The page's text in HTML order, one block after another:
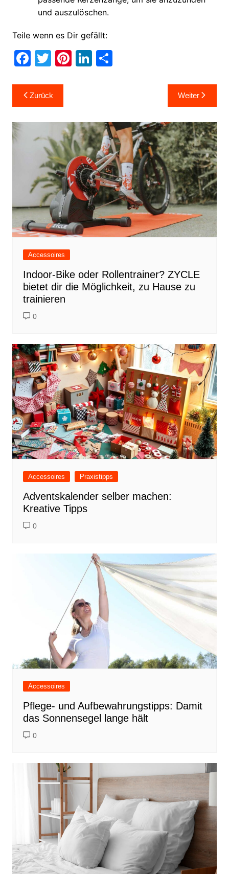
und auszulöschen.
Teile wenn es Dir gefällt:
F
c
e
b
o
k
T
itt
er
Pi
st
Li
dI
n
T
Beitragsnavigation
Zurück Weiter
Accessoires
Indoor-Bike oder Rollentrainer? ZYCLE
bietet dir die Möglichkeit, zu Hause zu
trainieren
0
Accessoires Praxistipps
Adventskalender selber machen:
Kreative Tipps
0
Accessoires
Pflege- und Aufbewahrungstipps: Damit
das Sonnensegel lange hält
0